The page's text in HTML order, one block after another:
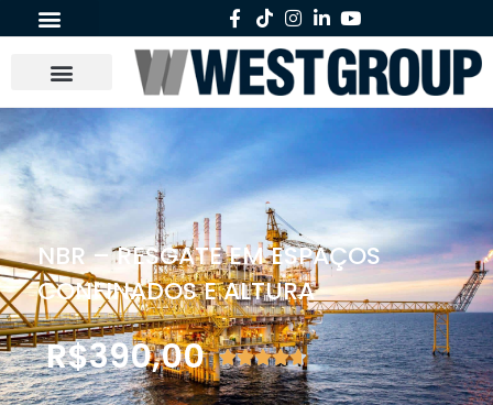
NBR – RESGATE EM ESPAÇOS
CONFINADOS E ALTURA
R$390,00